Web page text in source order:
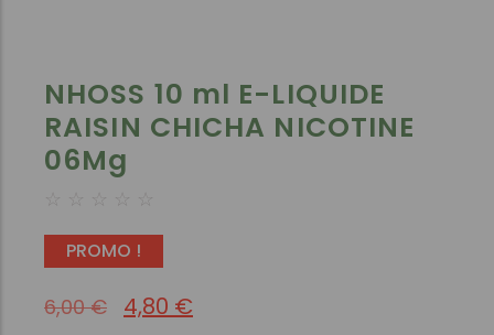
NHOSS 10 ml E-LIQUIDE
RAISIN CHICHA NICOTINE
06Mg
☆ ☆ ☆ ☆ ☆
PROMO !
6,00€ 4,80 €